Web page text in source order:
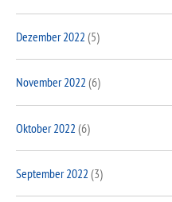
Dezember 2022 (5)
November 2022 (6)
Oktober 2022 (6)
September 2022 (3)